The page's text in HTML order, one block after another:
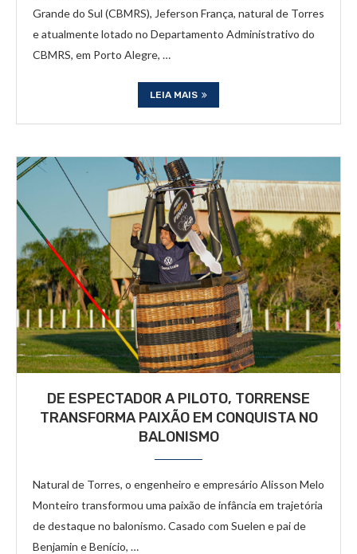
Grande do Sul (CBMRS), Jeferson França, natural de Torres
e atualmente lotado no Departamento Administrativo do
CBMRS, em Porto Alegre, …
LEIA MAIS
DE ESPECTADOR A PILOTO, TORRENSE
TRANSFORMA PAIXÃO EM CONQUISTA NO
BALONISMO
Natural de Torres, o engenheiro e empresário Alisson Melo
Monteiro transformou uma paixão de infância em trajetória
de destaque no balonismo. Casado com Suelen e pai de
Benjamin e Benício, …